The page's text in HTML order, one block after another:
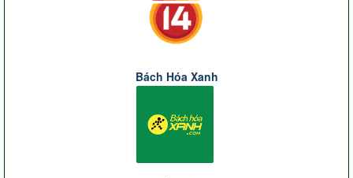
Bách Hóa Xanh